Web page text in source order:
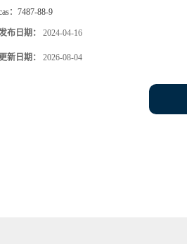
： 7487-88-9
布日期： 2024-04-16
新日期： 2026-08-04